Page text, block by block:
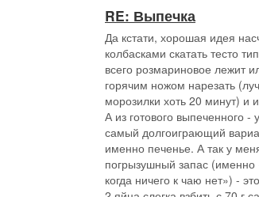
⠀
Приготовление:
⠀
Сливочное масло и
объединения (все
температуры).
Агар-агар залить водой и
добавить сахар, ванильный
Поставить на плиту на
помешивая венчиком.
Как только сироп закипит –
вмешать в белки лимонную
RE: Выпечка
Да кстати, хорошая идея
колбасками скатать тесто
всего розмариновое лежит
горячим ножом нарезать
морозилки хоть 20 минут) и
А из готового выпеченного
самый долгоиграющий
именно печенье. А так у
погрызушный запас (именно
когда ничего к чаю нет») -